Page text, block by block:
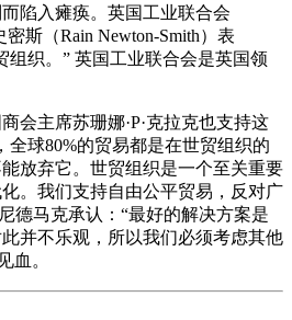
陷入瘫痪。英国工业联合会
密斯（Rain Newton-Smith）表
组织。” 英国工业联合会是英国领
会主席苏珊娜·P·克拉克也支持这
全球80%的贸易都是在世贸组织的
放弃它。世贸组织是一个至关重要
。我们支持自由公平贸易，反对广
德马克承认：“最好的解决方案是
并不乐观，所以我们必须考虑其他
血。